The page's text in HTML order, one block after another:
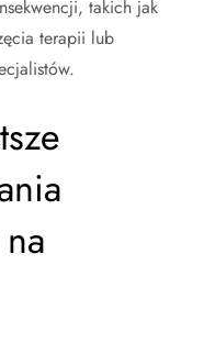
takich jak
terapii lub